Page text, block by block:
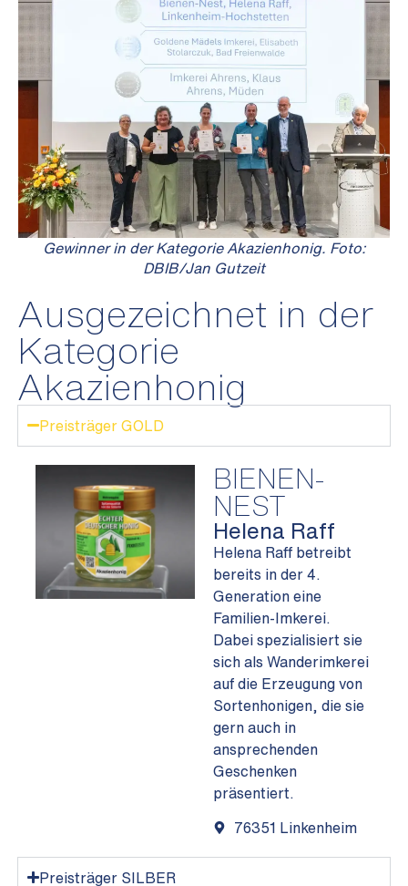
Gewinner in der Kategorie Akazienhonig. Foto:
DBIB/Jan Gutzeit
Ausgezeichnet in der
Kategorie
Akazienhonig
Preisträger GOLD
BIENEN-
NEST
Helena Raff
Helena Raff betreibt
bereits in der 4.
Generation eine
Familien-Imkerei.
Dabei spezialisiert sie
sich als Wanderimkerei
auf die Erzeugung von
Sortenhonigen, die sie
gern auch in
ansprechenden
Geschenken
präsentiert.
76351 Linkenheim
Preisträger SILBER